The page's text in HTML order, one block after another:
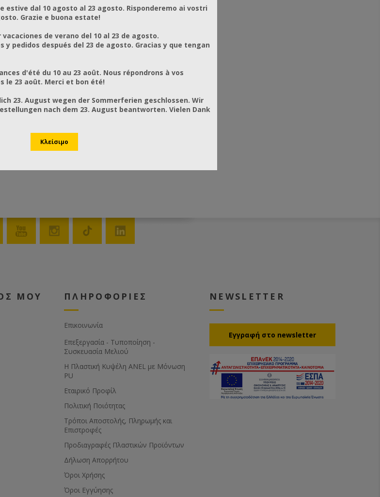
ΜΟΥ ΠΛΗΡΟΦΟΡΙΕΣ
Επικοινωνία
Επεξεργασία - Τυποποίηση -
Συσκευασία Μελιού
Η Πλαστική Κυψέλη ANEL με Μόνωση
PU
Εταιρικό Προφίλ
Πολιτική Ποιότητας
Τρόποι Αποστολής, Πληρωμής και
Επιστροφές
Προδιαγραφές Πλαστικών Προϊόντων
Δήλωση Απορρήτου
Όροι Χρήσης
Όροι Εγγύησης
NEWSLETTER
Eγγραφή στο newsletter
estive dal 10 agosto al 23 agosto. Risponderemo ai vostri
Grazie e buona estate!
de verano del 10 al 23 de agosto.
y pedidos después del 23 de agosto. Gracias y que tengan
d'été du 10 au 23 août. Nous répondrons à vos
le 23 août. Merci et bon été!
23. August wegen der Sommerferien geschlossen. Wir
nach dem 23. August beantworten. Vielen Dank